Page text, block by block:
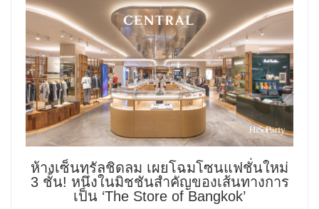
ห้างเซ็นทรัลชิดลม เผยโฉมโซนแฟชั่นใหม่
3 ชั้น! หนึ่งในมิชชันสำคัญของเส้นทางการ
เป็น ‘The Store of Bangkok’